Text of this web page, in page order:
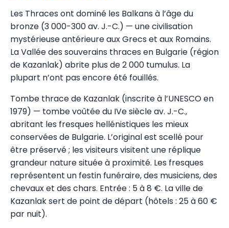
Les Thraces ont dominé les Balkans à l’âge du
bronze (3 000-300 av. J.-C.) — une civilisation
mystérieuse antérieure aux Grecs et aux Romains.
La Vallée des souverains thraces en Bulgarie (région
de Kazanlak) abrite plus de 2 000 tumulus. La
plupart n’ont pas encore été fouillés.
Tombe thrace de Kazanlak (inscrite à l’UNESCO en
1979) — tombe voûtée du IVe siècle av. J.-C.,
abritant les fresques hellénistiques les mieux
conservées de Bulgarie. L’original est scellé pour
être préservé ; les visiteurs visitent une réplique
grandeur nature située à proximité. Les fresques
représentent un festin funéraire, des musiciens, des
chevaux et des chars. Entrée : 5 à 8 €. La ville de
Kazanlak sert de point de départ (hôtels : 25 à 60 €
par nuit).